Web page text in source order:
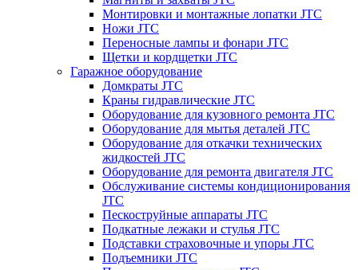
Монтировки и монтажные лопатки JTC
Ножи JTC
Переносные лампы и фонари JTC
Щетки и кордщетки JTC
Гаражное оборудование
Домкраты JTC
Краны гидравлические JTC
Оборудование для кузовного ремонта JTC
Оборудование для мытья деталей JTC
Оборудование для откачки технических
жидкостей JTC
Оборудование для ремонта двигателя JTC
Обслуживание системы кондиционирования
JTC
Пескоструйные аппараты JTC
Подкатные лежаки и стулья JTC
Подставки страховочные и упоры JTC
Подъемники JTC